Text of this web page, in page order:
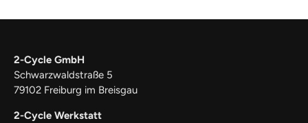
2-Cycle GmbH
Schwarzwaldstraße 5
79102 Freiburg im Breisgau
2-Cycle Werkstatt